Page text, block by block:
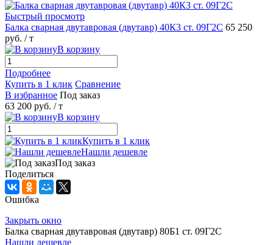
Быстрый просмотр
Балка сварная двутавровая (двутавр) 40К3 ст. 09Г2С 65 250
руб. / т
В корзину
Подробнее
Купить в 1 клик Сравнение
В избранное Под заказ
63 200 руб. / т
В корзину
Купить в 1 клик
Нашли дешевле
Под заказ
Поделиться
Ошибка
Закрыть окно
Балка сварная двутавровая (двутавр) 80Б1 ст. 09Г2С
Нашли дешевле